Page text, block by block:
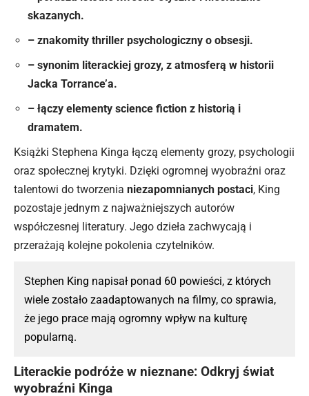
skazanych.
– znakomity thriller psychologiczny o obsesji.
– synonim literackiej grozy, z atmosferą w historii
Jacka Torrance’a.
– łączy elementy science fiction z historią i
dramatem.
Książki Stephena Kinga łączą elementy grozy, psychologii
oraz społecznej krytyki. Dzięki ogromnej wyobraźni oraz
talentowi do tworzenia niezapomnianych postaci, King
pozostaje jednym z najważniejszych autorów
współczesnej literatury. Jego dzieła zachwycają i
przerażają kolejne pokolenia czytelników.
Stephen King napisał ponad 60 powieści, z których
wiele zostało zaadaptowanych na filmy, co sprawia,
że jego prace mają ogromny wpływ na kulturę
popularną.
Literackie podróże w nieznane: Odkryj świat
wyobraźni Kinga